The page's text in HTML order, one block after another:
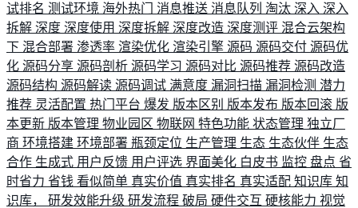
试排名 测试环境 海外热门 消息推送 消息队列 淘汰 深入 深入
拆解 深度 深度使用 深度拆解 深度改造 深度测评 混合云架构
下 混合部署 渗透率 渲染优化 渲染引擎 源码 源码交付 源码优
化 源码分享 源码剖析 源码学习 源码对比 源码推荐 源码改造
源码结构 源码解读 源码调试 满意度 漏洞扫描 漏洞检测 潜力
推荐 灵活配置 热门平台 爆发 版本区别 版本发布 版本回滚 版
本更新 版本管理 物业园区 物联网 特色功能 状态管理 独立厂
商 环境搭建 环境部署 瓶颈定位 生产管理 生态 生态伙伴 生态
合作 生成式 用户反馈 用户评选 界面美化 白皮书 监控 盘点 省
时省力 省钱 看似简单 真实价值 真实排名 真实适配 知识库 知
识库， 研发效能升级 研发流程 破局 硬件交互 硬核能力 视觉